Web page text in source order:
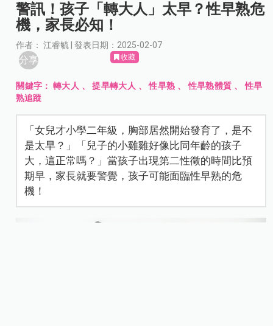
警訊！孩子「轉大人」太早？性早熟危
機，家長必知！
作者： 江睿毓 | 發表日期：2025-02-07
分享 收藏
關鍵字：轉大人 、提早轉大人 、性早熟 、性早熟體質 、性早
熟追蹤
「女兒才小學二年級，胸部居然開始發育了，是不
是太早？」「兒子的小雞雞好像比同年齡的孩子
大，這正常嗎？」當孩子出現第二性徵的時間比預
期早，家長就要警覺，孩子可能面臨性早熟的危
機！